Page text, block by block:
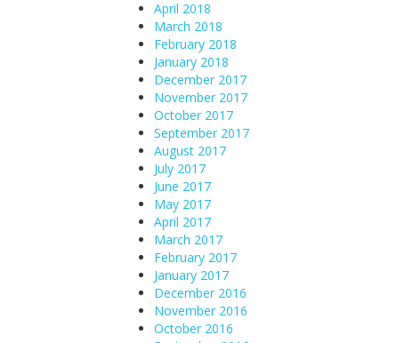
April 2018
March 2018
February 2018
January 2018
December 2017
November 2017
October 2017
September 2017
August 2017
July 2017
June 2017
May 2017
April 2017
March 2017
February 2017
January 2017
December 2016
November 2016
October 2016